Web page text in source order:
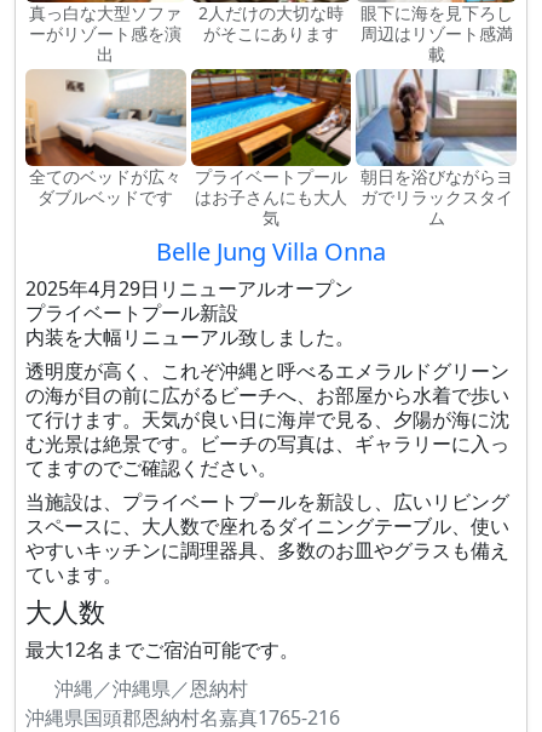
真っ白な大型ソファ
ーがリゾート感を演
出
2人だけの大切な時
がそこにあります
眼下に海を見下ろし
周辺はリゾート感満
載
全てのベッドが広々
ダブルベッドです
プライベートプール
はお子さんにも大人
気
朝日を浴びながらヨ
ガでリラックスタイ
ム
Belle Jung Villa Onna
2025年4月29日リニューアルオープン
プライベートプール新設
内装を大幅リニューアル致しました。
透明度が高く、これぞ沖縄と呼べるエメラルドグリーン
の海が目の前に広がるビーチへ、お部屋から水着で歩い
て行けます。天気が良い日に海岸で見る、夕陽が海に沈
む光景は絶景です。ビーチの写真は、ギャラリーに入っ
てますのでご確認ください。
当施設は、プライベートプールを新設し、広いリビング
スペースに、大人数で座れるダイニングテーブル、使い
やすいキッチンに調理器具、多数のお皿やグラスも備え
ています。
大人数
最大12名までご宿泊可能です。
沖縄／沖縄県／恩納村
沖縄県国頭郡恩納村名嘉真1765-216